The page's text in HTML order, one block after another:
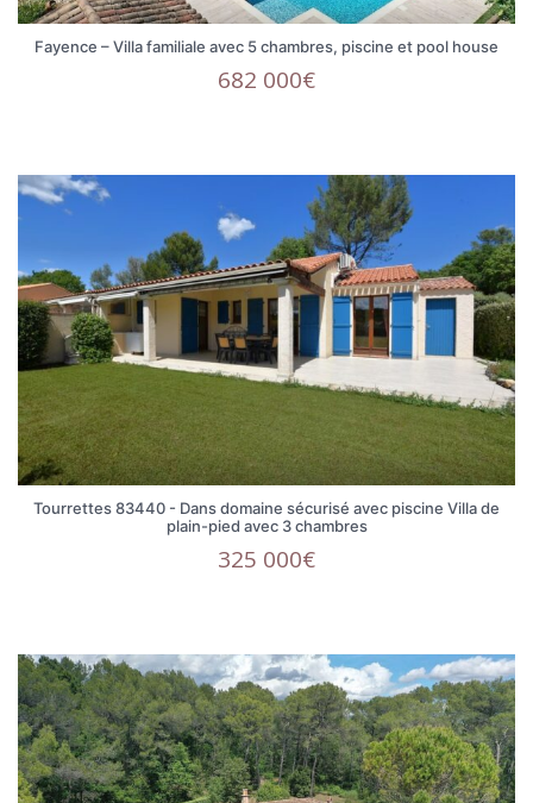
Fayence – Villa familiale avec 5 chambres, piscine et pool house
682 000€
Tourrettes 83440 - Dans domaine sécurisé avec piscine Villa de
plain-pied avec 3 chambres
325 000€